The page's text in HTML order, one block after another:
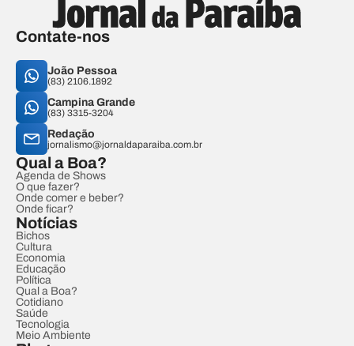
Contate-nos
João Pessoa
(83) 2106.1892
Campina Grande
(83) 3315-3204
Redação
jornalismo@jornaldaparaiba.com.br
Qual a Boa?
Agenda de Shows
O que fazer?
Onde comer e beber?
Onde ficar?
Notícias
Bichos
Cultura
Economia
Educação
Política
Qual a Boa?
Cotidiano
Saúde
Tecnologia
Meio Ambiente